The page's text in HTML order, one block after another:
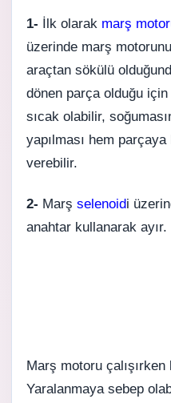
1- İlk olarak marş
üzerinde marş
araçtan sökülü
dönen parça olduğu
sıcak olabilir,
yapılması hem
verebilir.
2- Marş selenoidi
anahtar kullanarak ayır.
Marş motoru
Yaralanmaya sebep